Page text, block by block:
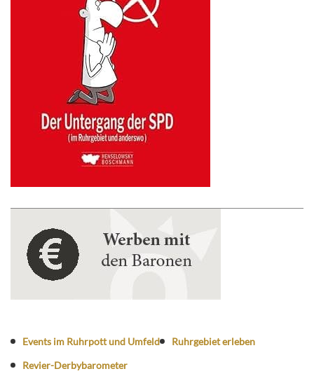
Events im Ruhrpott und Umfeld
Ruhrgebiet erleben
Revier-Derbybarometer